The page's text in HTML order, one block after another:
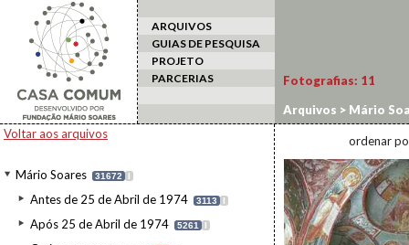
ARQUIVOS
GUIAS DE PESQUISA
PROJETO
PARCERIAS
Voltar aos arquivos
Mário Soares 31672 I
Antes de 25 de Abril de 1974 3113 I
Após 25 de Abril de 1974 5261 I
Fotografias: 11
Arquivos > Mário
ordenar